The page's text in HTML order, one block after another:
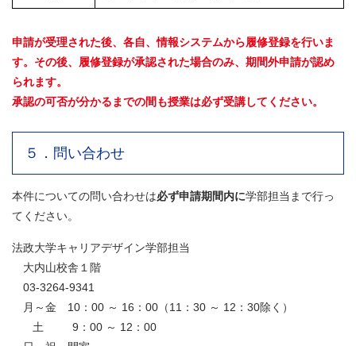
申請が受理された後、各自、情報システムから履修登録を行いま
す。その後、 履修登録が承認された場合のみ、期間外申請が認め
られます。
承認の可否が分かるまでの間も授業は必ず受講してください。
５．問い合わせ
本件についての問い合わせは必ず申請期間内に学部担当まで行っ
てください。
法政大学キャリアデザイン学部担当
大内山校舎１階
03-3264-9341
月～金 10：00 ～ 16：00（11：30 ～ 12：30除く）
土 9：00 ～ 12：00